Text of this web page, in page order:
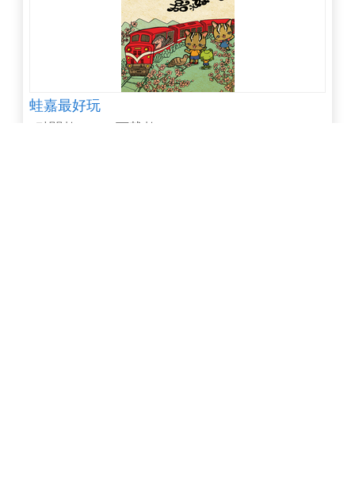
蛙嘉最好玩
點閱數 144 下載數 2